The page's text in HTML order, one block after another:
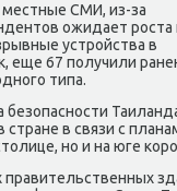
СМИ, из-за
ожидает роста
устройства в
еще 67 получили
типа.
безопасности
стране в связи с
но и на юге